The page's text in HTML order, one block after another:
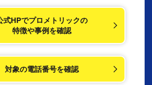
式HPでプロメトリックの
特徴や事例を確認
対象の電話番号を確認